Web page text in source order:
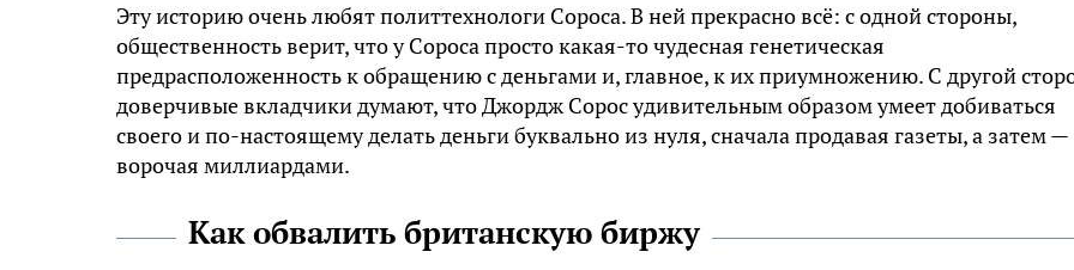
Эту историю очень любят политтехнологи Сороса. В ней прекрасно всё: с одной стороны,
общественность верит, что у Сороса просто какая-то чудесная генетическая
предрасположенность к обращению с деньгами и, главное, к их приумножению. С другой
доверчивые вкладчики думают, что Джордж Сорос удивительным образом умеет добиваться
своего и по-настоящему делать деньги буквально из нуля, сначала продавая газеты, а затем —
ворочая миллиардами.
Как обвалить британскую биржу